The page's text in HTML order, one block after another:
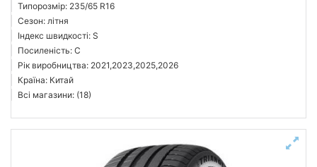
Типорозмір: 235/65 R16
Сезон: літня
Індекс швидкості: S
Посиленість: C
Рік виробництва: 2021,2023,2025,2026
Країна: Китай
Всі магазини: (18)
Michelin
Triangle
Hankook
Sailun
Bridgestone